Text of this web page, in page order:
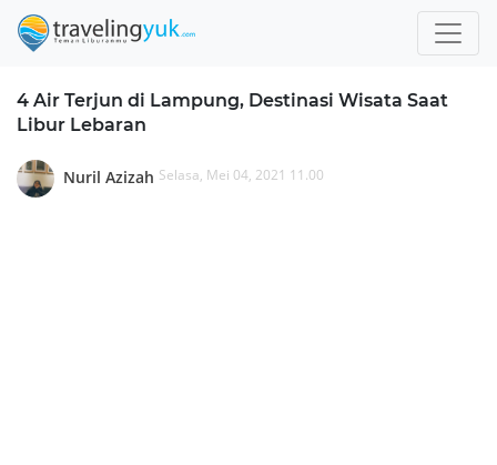
4 Air Terjun di Lampung, Destinasi Wisata Saat
Libur Lebaran
Nuril Azizah Selasa, Mei 04, 2021 11.00